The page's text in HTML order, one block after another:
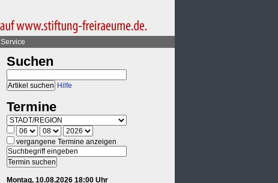
Service
Suchen
Hilfe
Termine
vergangene Termine anzeigen
Montag, 10.08.2026 18:00 Uhr